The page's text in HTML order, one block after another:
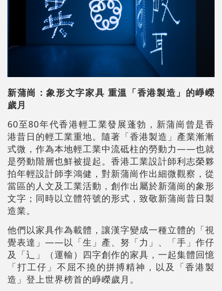
新蒲崗 ：象形文字家具 重溫「香港製造」的崢嶸
歲月
60至80年代香港輕工業發展蓬勃，新蒲崗曾是香
港昔日的輕工業重地。隨著「香港製造」產業漸漸
式微，作為本地輕工業中流砥柱的勞動力——也就
是勞動階層也鮮被提起。香港工業設計師利志榮夥
拍年輕設計師李鴻健，對新蒲崗作出細微觀察，從
當區的人文及工業活動，創作出屬於新蒲崗的象形
文字；同時以立體符號的形式，致敬新蒲崗昔日製
造業。
他們以家具作為載體，讓漢字變成一種立體的「視
覺表達」——以「生」產、努「力」、「手」作仔
及「辶」（運輸）四字創作的家具，一起集體回憶
「打工仔」不屈不撓的拼搏精神，以及「香港製
造」登上世界榜首的崢嶸歲月。